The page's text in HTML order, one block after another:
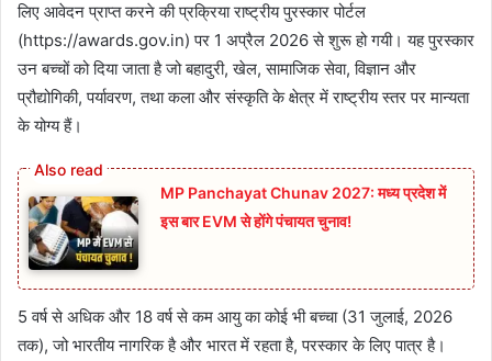
लिए आवेदन प्राप्त करने की प्रक्रिया राष्ट्रीय पुरस्कार पोर्टल
(https://awards.gov.in) पर 1 अप्रैल 2026 से शुरू हो गयी। यह पुरस्कार
उन बच्चों को दिया जाता है जो बहादुरी, खेल, सामाजिक सेवा, विज्ञान और
प्रौद्योगिकी, पर्यावरण, तथा कला और संस्कृति के क्षेत्र में राष्ट्रीय स्तर पर मान्यता
के योग्य हैं।
MP Panchayat Chunav 2027: मध्य प्रदेश में
इस बार EVM से होंगे पंचायत चुनाव!
5 वर्ष से अधिक और 18 वर्ष से कम आयु का कोई भी बच्‍चा (31 जुलाई, 2026
तक), जो भारतीय नागरिक है और भारत में रहता है, परस्कार के लिए पात्र है।